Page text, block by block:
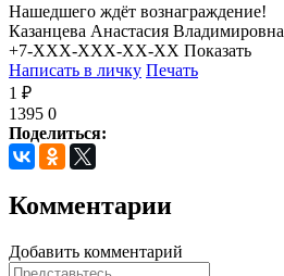
Нашедшего ждёт вознаграждение!
Казанцева Анастасия Владимировна
+7-XXX-XXX-XX-XX Показать
Написать в личку Печать
1 ₽
1395 0
Поделиться:
Комментарии
Добавить комментарий